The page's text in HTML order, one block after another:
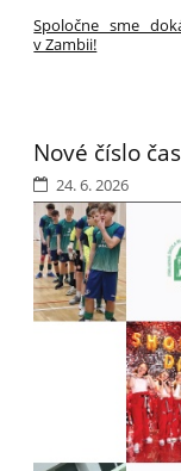
Spoločne sme
v Zambii!
Nové číslo
24. 6. 2026